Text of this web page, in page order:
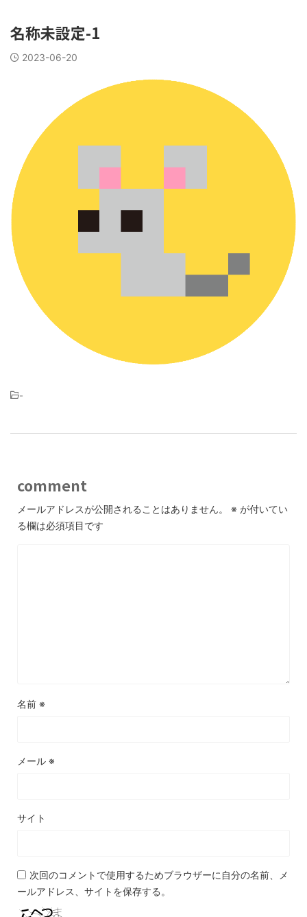
名称未設定-1
2023-06-20
-
comment
メールアドレスが公開されることはありません。 ※ が付いてい
る欄は必須項目です
名前 ※
メール ※
サイト
次回のコメントで使用するためブラウザーに自分の名前、メ
ールアドレス、サイトを保存する。